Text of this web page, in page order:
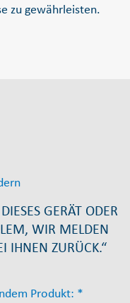
zu gewährleisten.
GERÄT ODER
WIR MELDEN
IHNEN ZURÜCK.“
Produkt: *